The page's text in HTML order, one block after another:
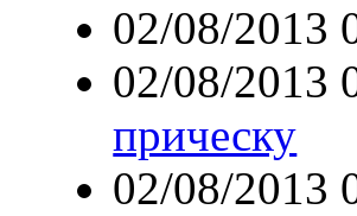
02/08/2013
02/08/2013
прическу
02/08/2013